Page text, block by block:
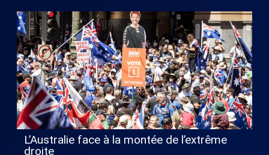
L’Australie face à la montée de l’extrême
droite